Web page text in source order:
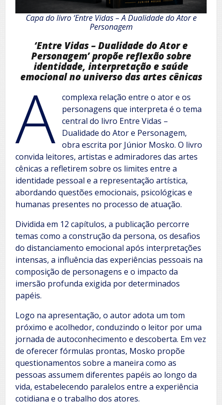
Capa do livro ‘Entre Vidas – A Dualidade do Ator e
Personagem
‘Entre Vidas – Dualidade do Ator e
Personagem’ propõe reflexão sobre
identidade, interpretação e saúde
emocional no universo das artes cênicas
A
complexa relação entre o ator e os
personagens que interpreta é o tema
central do livro Entre Vidas –
Dualidade do Ator e Personagem,
obra escrita por Júnior Mosko. O livro
convida leitores, artistas e admiradores das artes
cênicas a refletirem sobre os limites entre a
identidade pessoal e a representação artística,
abordando questões emocionais, psicológicas e
humanas presentes no processo de atuação.
Dividida em 12 capítulos, a publicação percorre
temas como a construção da persona, os desafios
do distanciamento emocional após interpretações
intensas, a influência das experiências pessoais na
composição de personagens e o impacto da
imersão profunda exigida por determinados
papéis.
Logo na apresentação, o autor adota um tom
próximo e acolhedor, conduzindo o leitor por uma
jornada de autoconhecimento e descoberta. Em vez
de oferecer fórmulas prontas, Mosko propõe
questionamentos sobre a maneira como as
pessoas assumem diferentes papéis ao longo da
vida, estabelecendo paralelos entre a experiência
cotidiana e o trabalho dos atores.